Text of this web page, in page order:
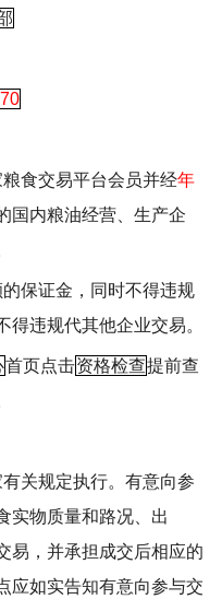
食交易平台会员并经年
国内粮油经营、生产企
保证金，同时不得违规
违规代其他企业交易。
首页点击资格检查提前查
关规定执行。有意向参
实物质量和路况、出
易，并承担成交后相应的
应如实告知有意向参与交